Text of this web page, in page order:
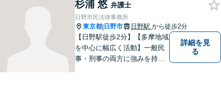
とつの問題に真剣に向き合
い、最善の解決を目指しま
す。
杉浦 悠 弁護士
日野市民法律事務所
東京都| 日野市 日野駅 から徒歩2分
【日野駅徒歩2分】【多摩地域
を中心に幅広く活動】一般民
事・刑事の両方に強みを持つ
詳細を見
る